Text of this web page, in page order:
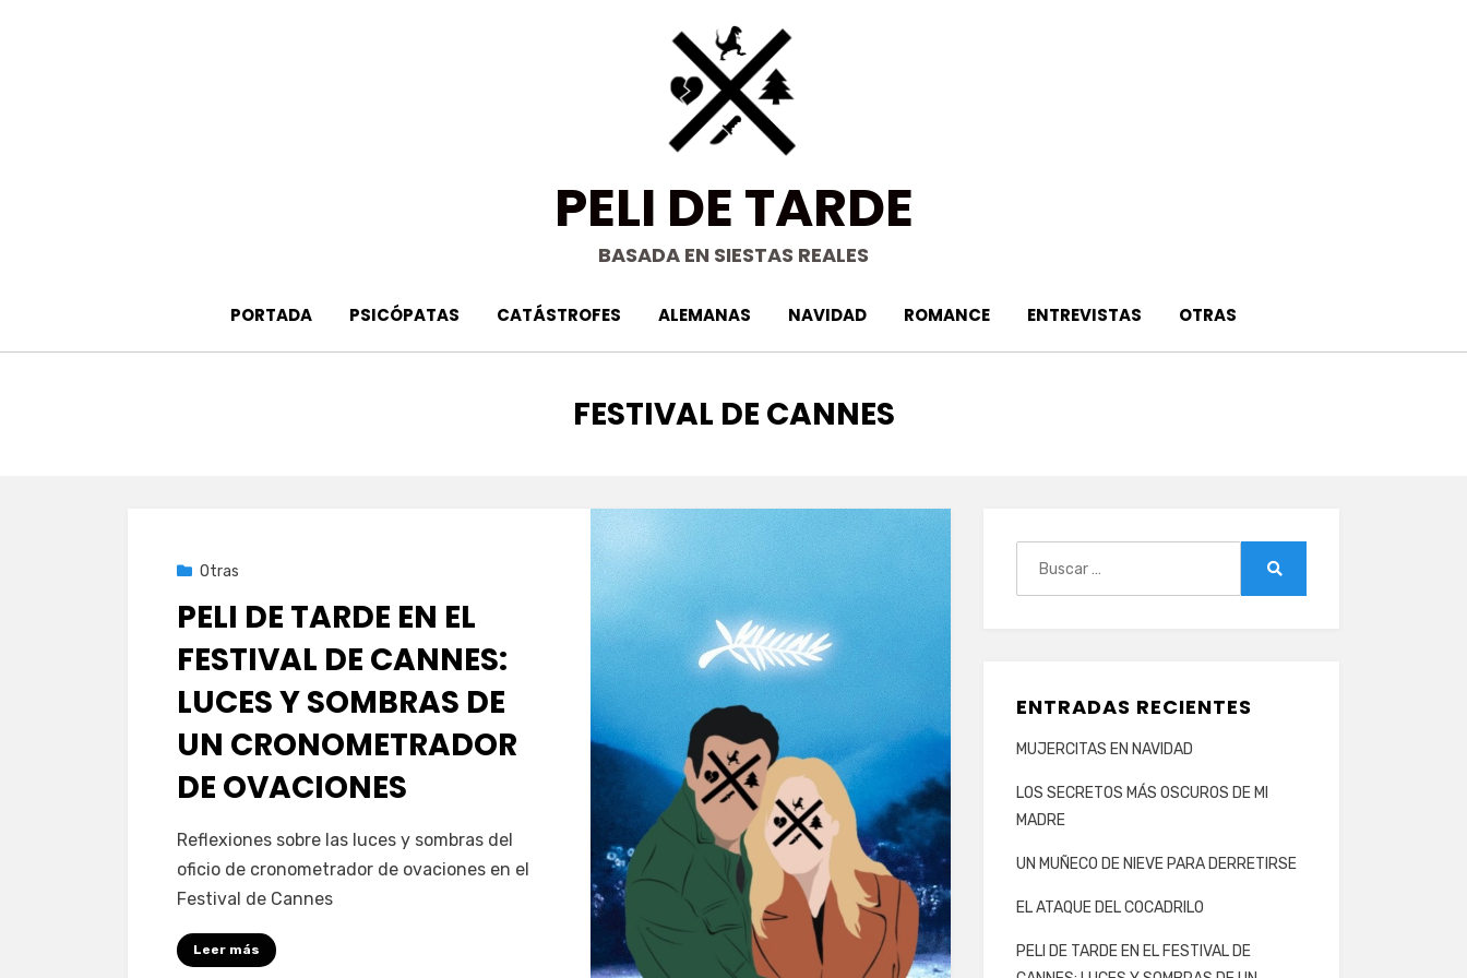
PELI DE TARDE
BASADA EN SIESTAS REALES
PORTADA PSICÓPATAS CATÁSTROFES ALEMANAS NAVIDAD ROMANCE ENTREVISTAS OTRAS
ETIQUETA
:
FESTIVAL DE CANNES
Publicada
2 de junio de 2024
Otras
PELI DE TARDE EN EL
FESTIVAL DE CANNES:
LUCES Y SOMBRAS DE
UN CRONOMETRADOR
DE OVACIONES
porPeliDeTarde
Deja un comentarioen
PELI
Reflexiones sobre las luces y sombras del
oficio de cronometrador de ovaciones en el
Festival de Cannes
Leer más
ENTRADAS RECIENTES
MUJERCITAS EN NAVIDAD
LOS SECRETOS MÁS OSCUROS DE MI
MADRE
UN MUÑECO DE NIEVE PARA DERRETIRSE
EL ATAQUE DEL COCADRILO
PELI DE TARDE EN EL FESTIVAL DE